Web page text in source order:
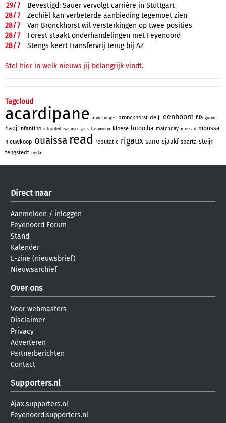
29/7
Bevestigd: Sauer vervolgt carrière in Stuttgart
28/7
Zechiël kan verbeterde aanbieding tegemoet zien
28/7
Van Bronckhorst wil versterkingen op twee posities
28/7
Forest staakt onderhandelingen met Feyenoord
28/7 Stengs keert transfervrij terug bij AZ
Stel hier in welk nieuws jij belangrijk vindt.
Tagcloud
acardipane aivd borges bronckhorst deijl eenhoorn fifa givairo
hadj infantino integriteit ivanusec jans kasanwirjo kloese lotomba matchday mossad moussa
nieuwkoop ouaissa read reputatie rigaux sano sjaakf sparta steijn
tengstedt ueda
Direct naar
Aanmelden / inloggen
Feyenoord Forum
Stand
Kalender
E-zine (nieuwsbrief)
Nieuwsarchief
Over ons
Voor webmasters
Disclaimer
Privacy
Adverteren
Partnerberichten
Contact
Supporters.nl
Ajax.supporters.nl
Feyenoord.supporters.nl